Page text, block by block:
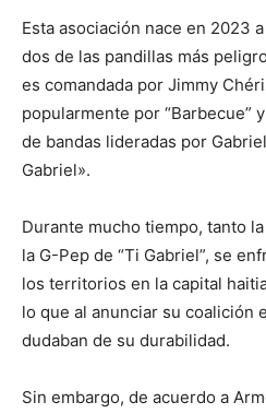
Esta asociación nace en 2023
dos de las pandillas más
es comandada por Jimmy
popularmente por “Barbecue”
de bandas lideradas por
Gabriel».
Durante mucho tiempo, tanto
la G-Pep de “Ti Gabriel”, se
los territorios en la capital
lo que al anunciar su coalición
dudaban de su durabilidad.
Sin embargo, de acuerdo a